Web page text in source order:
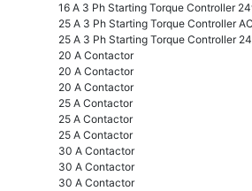
16 A 3 Ph Starting Torque Controller
25 A 3 Ph Starting Torque Controller AC
25 A 3 Ph Starting Torque Controller
20 A Contactor
20 A Contactor
20 A Contactor
25 A Contactor
25 A Contactor
25 A Contactor
30 A Contactor
30 A Contactor
30 A Contactor